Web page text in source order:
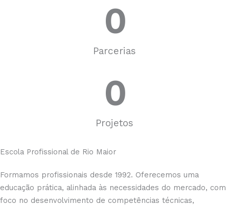
Parcerias
0
Projetos
0
Escola Profissional de Rio Maior
Formamos profissionais desde 1992. Oferecemos uma
educação prática, alinhada às necessidades do mercado, com
foco no desenvolvimento de competências técnicas,